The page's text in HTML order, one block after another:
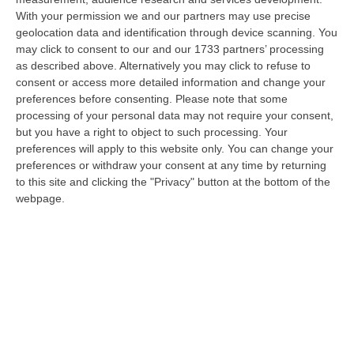
With your permission we and our partners may use precise
geolocation data and identification through device scanning. You
may click to consent to our and our 1733 partners’ processing
as described above. Alternatively you may click to refuse to
consent or access more detailed information and change your
preferences before consenting. Please note that some
processing of your personal data may not require your consent,
but you have a right to object to such processing. Your
preferences will apply to this website only. You can change your
preferences or withdraw your consent at any time by returning
to this site and clicking the "Privacy" button at the bottom of the
webpage.
Meteo, Ondata Di Caldo Estremo Fino A Ferragosto
“Nella giornata di oggi ancora temporali, in alcuni casi molto intensi, sui
rilievi di Alpi e Appennini, e in locale estensione fin verso le…
09 Agosto, 15:10
Razionalizzazione Della Spesa Sanitaria E Acquisti Sotto Controllo.
La Strategia “anti-Sprechi” Della Regione
“CATANZARO La razionalizzazione della spesa sanitaria passa dalla
centralizzazione degli acquisti. È una delle direttrici individuate dalla…
09 Agosto, 14:37